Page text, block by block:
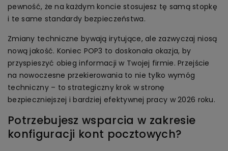
pewność, że na każdym koncie stosujesz tę samą stopkę
i te same standardy bezpieczeństwa.
Zmiany techniczne bywają irytujące, ale zazwyczaj niosą
nową jakość. Koniec POP3 to doskonała okazja, by
przyspieszyć obieg informacji w Twojej firmie. Przejście
na nowoczesne przekierowania to nie tylko wymóg
techniczny – to strategiczny krok w stronę
bezpieczniejszej i bardziej efektywnej pracy w 2026 roku.
Potrzebujesz wsparcia w zakresie
konfiguracji kont pocztowych?